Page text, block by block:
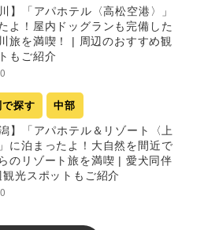
】「アパホテル〈高松空港〉」
よ！屋内ドッグランも完備した
旅を満喫！ | 周辺のおすすめ観
もご紹介
で探す 中部
】「アパホテル＆リゾート〈上
に泊まったよ！大自然を間近で
のリゾート旅を満喫 | 愛犬同伴
光スポットもご紹介